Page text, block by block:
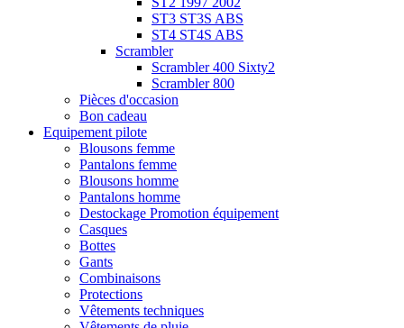
ST3 ST3S ABS
ST4 ST4S ABS
Scrambler
Scrambler 400 Sixty2
Scrambler 800
Pièces d'occasion
Bon cadeau
Equipement pilote
Blousons femme
Pantalons femme
Blousons homme
Pantalons homme
Destockage Promotion équipement
Casques
Bottes
Gants
Combinaisons
Protections
Vêtements techniques